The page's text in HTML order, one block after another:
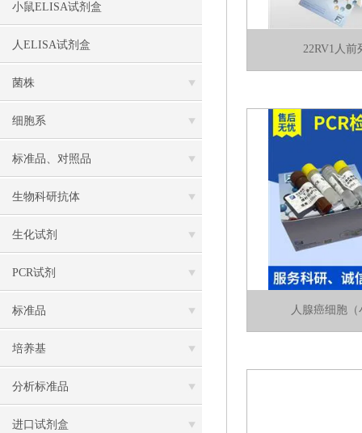
小鼠ELISA试剂盒
人ELISA试剂盒
菌株
细胞系
标准品、对照品
生物科研抗体
生化试剂
PCR试剂
标准品
培养基
分析标准品
进口试剂盒
22RV1人前
人腺癌细胞